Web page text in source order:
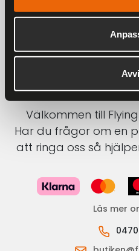
Välkommen till
Har du frågor om en
att ringa oss så
Läs mer